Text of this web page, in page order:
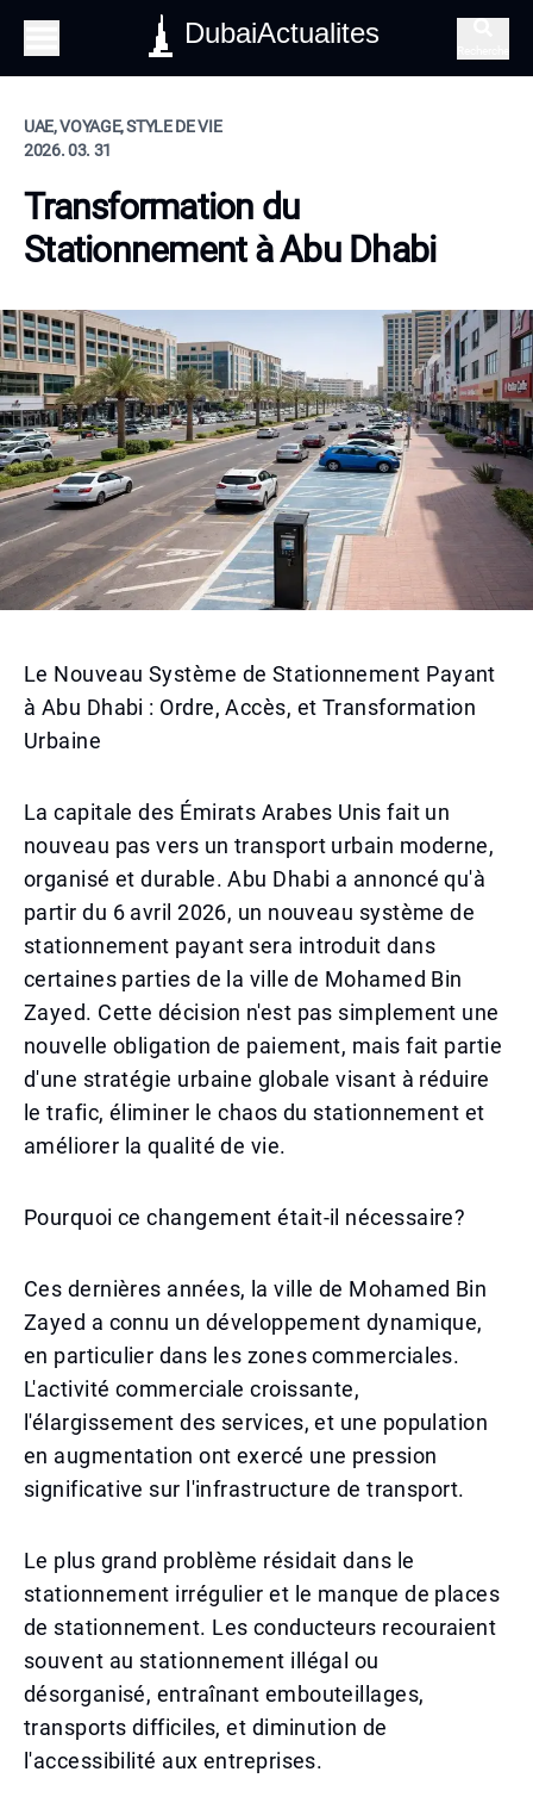
DubaiActualites
UAE, VOYAGE, STYLE DE VIE
2026. 03. 31
Transformation du
Stationnement à Abu Dhabi
Le Nouveau Système de Stationnement Payant
à Abu Dhabi : Ordre, Accès, et Transformation
Urbaine
La capitale des Émirats Arabes Unis fait un
nouveau pas vers un transport urbain moderne,
organisé et durable. Abu Dhabi a annoncé qu'à
partir du 6 avril 2026, un nouveau système de
stationnement payant sera introduit dans
certaines parties de la ville de Mohamed Bin
Zayed. Cette décision n'est pas simplement une
nouvelle obligation de paiement, mais fait partie
d'une stratégie urbaine globale visant à réduire
le trafic, éliminer le chaos du stationnement et
améliorer la qualité de vie.
Pourquoi ce changement était-il nécessaire?
Ces dernières années, la ville de Mohamed Bin
Zayed a connu un développement dynamique,
en particulier dans les zones commerciales.
L'activité commerciale croissante,
l'élargissement des services, et une population
en augmentation ont exercé une pression
significative sur l'infrastructure de transport.
Le plus grand problème résidait dans le
stationnement irrégulier et le manque de places
de stationnement. Les conducteurs recouraient
souvent au stationnement illégal ou
désorganisé, entraînant embouteillages,
transports difficiles, et diminution de
l'accessibilité aux entreprises.